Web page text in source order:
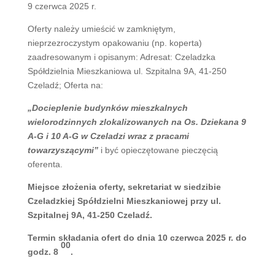
9 czerwca 2025 r.
Oferty należy umieścić w zamkniętym,
nieprzezroczystym opakowaniu (np. koperta)
zaadresowanym i opisanym: Adresat: Czeladzka
Spółdzielnia Mieszkaniowa ul. Szpitalna 9A, 41-250
Czeladź; Oferta na:
„Docieplenie budynków mieszkalnych
wielorodzinnych zlokalizowanych na Os. Dziekana 9
A-G i 10 A-G w Czeladzi wraz z pracami
towarzyszącymi” i być opieczętowane pieczęcią
oferenta.
Miejsce złożenia oferty, sekretariat w siedzibie
Czeladzkiej Spółdzielni Mieszkaniowej przy ul.
Szpitalnej 9A, 41-250 Czeladź.
Termin składania ofert do dnia 10 czerwca 2025 r. do
godz. 8
00
.